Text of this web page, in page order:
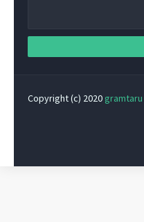
Copyright (c) 2020 gramtaru